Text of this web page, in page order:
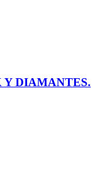
Y DIAMANTES.